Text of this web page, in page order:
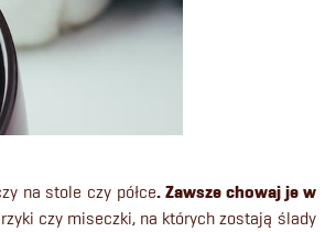
na stole czy półce. Zawsze chowaj je w
czy miseczki, na których zostają ślady